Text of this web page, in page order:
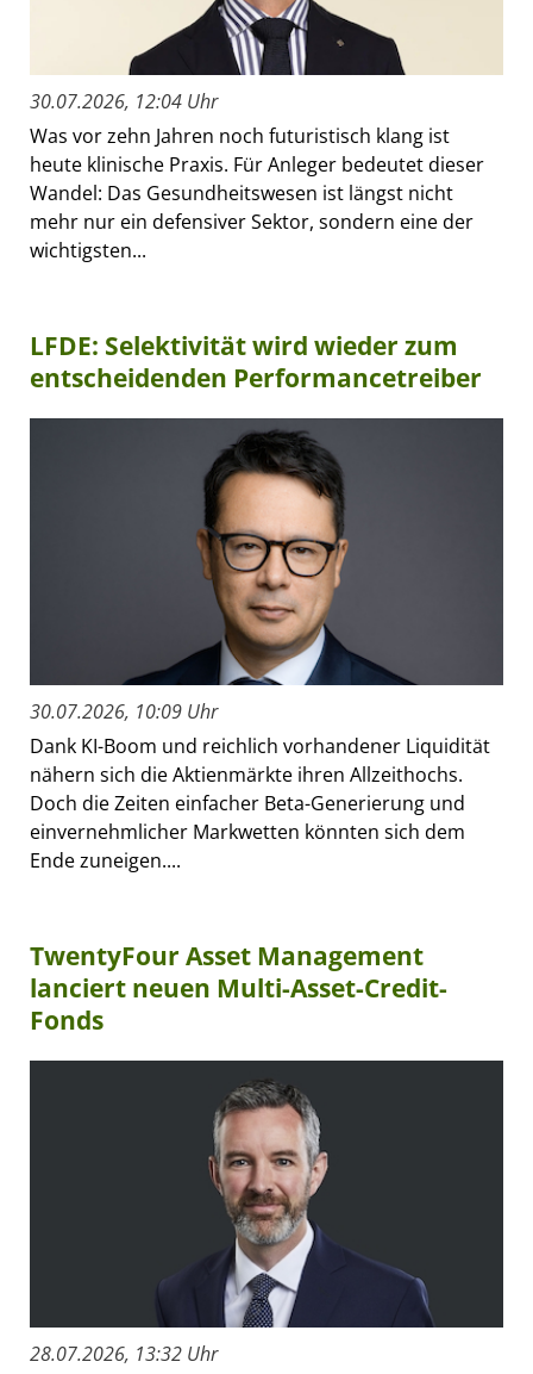
30.07.2026, 12:04 Uhr
Was vor zehn Jahren noch futuristisch klang ist
heute klinische Praxis. Für Anleger bedeutet dieser
Wandel: Das Gesundheitswesen ist längst nicht
mehr nur ein defensiver Sektor, sondern eine der
wichtigsten...
LFDE: Selektivität wird wieder zum
entscheidenden Performancetreiber
30.07.2026, 10:09 Uhr
Dank KI-Boom und reichlich vorhandener Liquidität
nähern sich die Aktienmärkte ihren Allzeithochs.
Doch die Zeiten einfacher Beta-Generierung und
einvernehmlicher Markwetten könnten sich dem
Ende zuneigen....
TwentyFour Asset Management
lanciert neuen Multi-Asset-Credit-
Fonds
28.07.2026, 13:32 Uhr